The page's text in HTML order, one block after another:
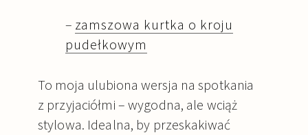
– zamszowa kurtka o kroju
pudełkowym
To moja ulubiona wersja na spotkania
z przyjaciółmi – wygodna, ale wciąż
stylowa. Idealna, by przeskakiwać